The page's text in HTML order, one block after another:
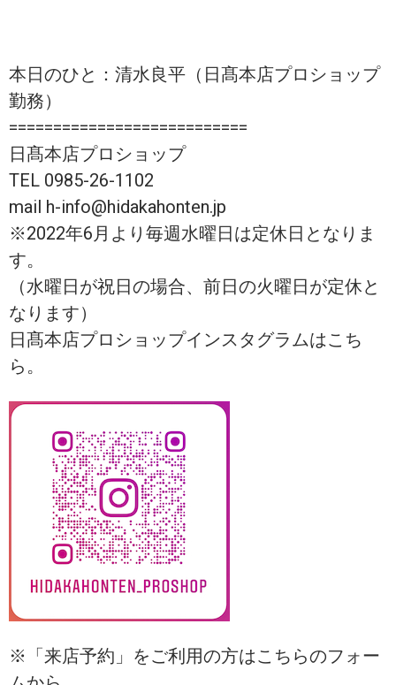
本日のひと：清水良平（日髙本店プロショップ
勤務）
===========================
日髙本店プロショップ
TEL 0985-26-1102
mail h-info@hidakahonten.jp
※2022年6月より毎週水曜日は定休日となりま
す。
（水曜日が祝日の場合、前日の火曜日が定休と
なります）
日髙本店プロショップインスタグラムはこち
ら。
※「来店予約」をご利用の方はこちらのフォー